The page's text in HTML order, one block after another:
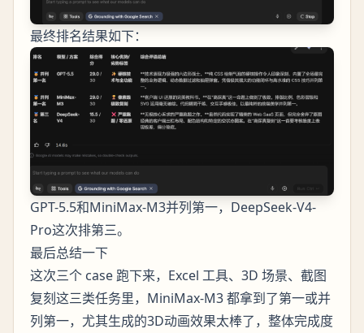
最终排名结果如下：
GPT-5.5和MiniMax-M3并列第一，DeepSeek-V4-
Pro这次排第三。
最后总结一下
这次三个 case 跑下来，Excel 工具、3D 场景、截图
复刻这三类任务里，MiniMax-M3 都拿到了第一或并
列第一，尤其生成的3D动画效果太棒了，整体完成度